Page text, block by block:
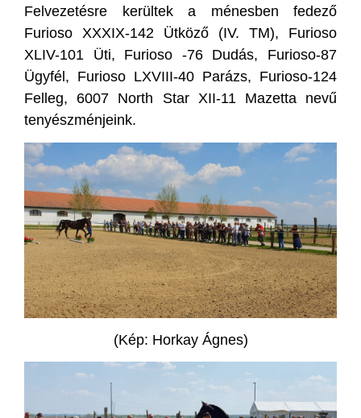
Felvezetésre kerültek a ménesben fedező
Furioso XXXIX-142 Ütköző (IV. TM), Furioso
XLIV-101 Üti, Furioso -76 Dudás, Furioso-87
Ügyfél, Furioso LXVIII-40 Parázs, Furioso-124
Felleg, 6007 North Star XII-11 Mazetta nevű
tenyészménjeink.
(Kép: Horkay Ágnes)